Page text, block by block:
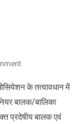
On
प्रतियोगिता
के
ट्रायल
के तत्वावधान में
बालक/बालिका
प्रदेषीय बालक एवं